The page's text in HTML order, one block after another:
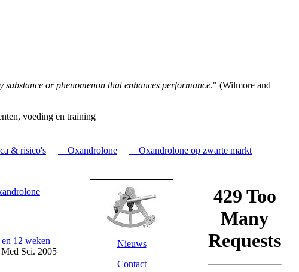
substance or phenomenon that enhances performance." (Wilmore and
voeding en training
& risico's Oxandrolone Oxandrolone op zwarte markt
12 weken
Sci. 2005
Nieuws
Contact